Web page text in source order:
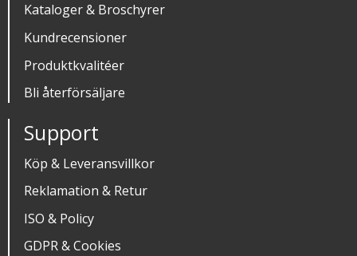
Kataloger & Broschyrer
Kundrecensioner
Produktkvalitéer
Bli återförsäljare
Support
Köp & Leveransvillkor
Reklamation & Retur
ISO & Policy
GDPR & Cookies